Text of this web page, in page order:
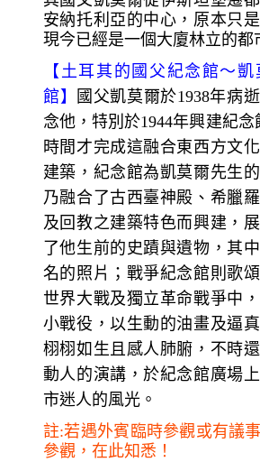
安納托利亞的中心，原本只
現今已經是一個大廈林立的都
【 土耳其的國父紀念館～凱
館】
國父凱莫爾於1938年病
念他，特別於1944年興建紀念
時間才完成這融合東西方文
建築，紀念館為凱莫爾先生
乃融合了古西臺神殿、希臘
及回教之建築特色而興建，
了他生前的史蹟與遺物，其
名的照片；戰爭紀念館則歌
世界大戰及獨立革命戰爭中
小戰役，以生動的油畫及逼
栩栩如生且感人肺腑，不時
動人的演講，於紀念館廣場
市迷人的風光。
註:若遇外賓臨時參觀或有議
參觀，在此知悉！